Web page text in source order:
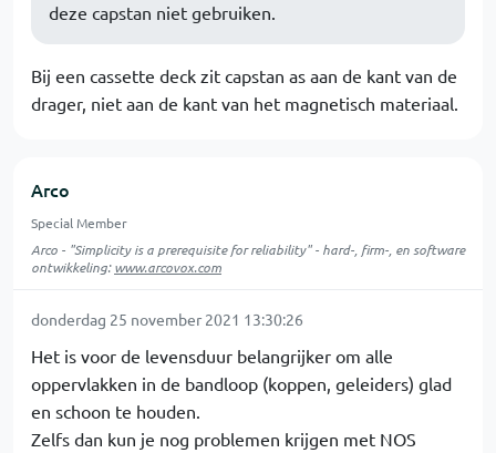
deze capstan niet gebruiken.
Bij een cassette deck zit capstan as aan de kant van de
drager, niet aan de kant van het magnetisch materiaal.
Arco
Special Member
Arco - "Simplicity is a prerequisite for reliability" - hard-, firm-, en software
ontwikkeling:www.arcovox.com
donderdag 25 november 2021 13:30:26
Het is voor de levensduur belangrijker om alle
oppervlakken in de bandloop (koppen, geleiders) glad
en schoon te houden.
Zelfs dan kun je nog problemen krijgen met NOS